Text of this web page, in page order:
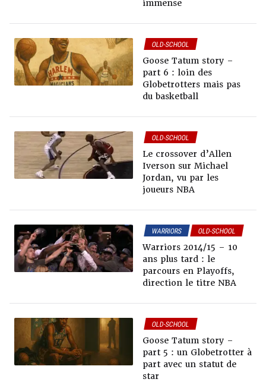
immense
OLD-SCHOOL
Goose Tatum story –
part 6 : loin des
Globetrotters mais pas
du basketball
OLD-SCHOOL
Le crossover d’Allen
Iverson sur Michael
Jordan, vu par les
joueurs NBA
WARRIORS
OLD-SCHOOL
ANALYSE
Warriors 2014/15 – 10
ans plus tard : le
parcours en Playoffs,
direction le titre NBA
OLD-SCHOOL
Goose Tatum story –
part 5 : un Globetrotter à
part avec un statut de
star